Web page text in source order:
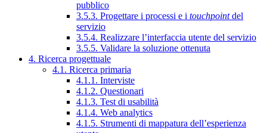
pubblico
3.5.3. Progettare i processi e i touchpointdel
servizio
3.5.4. Realizzare l’interfaccia utente del servizio
3.5.5. Validare la soluzione ottenuta
4. Ricerca progettuale
4.1. Ricerca primaria
4.1.1. Interviste
4.1.2. Questionari
4.1.3. Test di usabilità
4.1.4. Web analytics
4.1.5. Strumenti di mappatura dell’esperienza